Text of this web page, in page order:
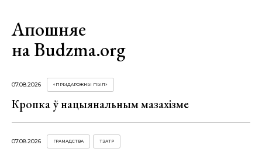
Апошняе
на Budzma.org
07.08.2026 «ПРЫДАРОЖНЫ ПЫЛ»
Кропка ў нацыянальным мазахізме
07.08.2026 ГРАМАДСТВА ТЭАТР